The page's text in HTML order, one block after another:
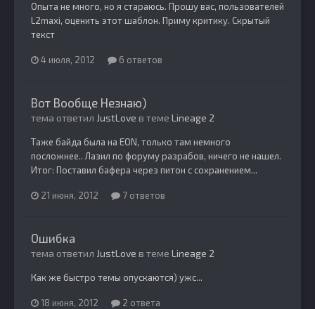
Опыта не много, но я стараюсь. Прошу вас, пользователей
L2maxi, оценить этот шаблон. Приму критику. Скрытый
текст
4 июля, 2012 6 ответов
Вот Вообще Незнаю)
тема ответил JustLove в теме Lineage 2
Таже байда была на EON, только там немного
посложнее.. Лазил по форуму разрабов, ничего не нашел.
Итог: Поставил бафера через питон с сохранением...
21 июня, 2012 7 ответов
Ошибка
тема ответил JustLove в теме Lineage 2
Как же быстро темы опускаются) ужс...
18 июня, 2012 2 ответа